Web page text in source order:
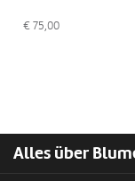
€ 75,00
Alles über